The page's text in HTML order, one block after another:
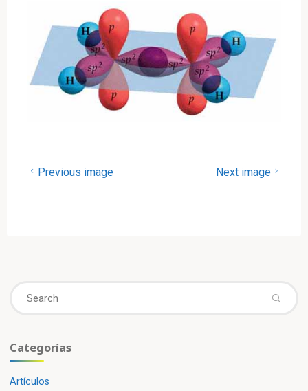
Previous image Next image
Categorías
Artículos